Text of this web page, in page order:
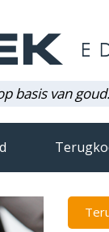
basis van goud.